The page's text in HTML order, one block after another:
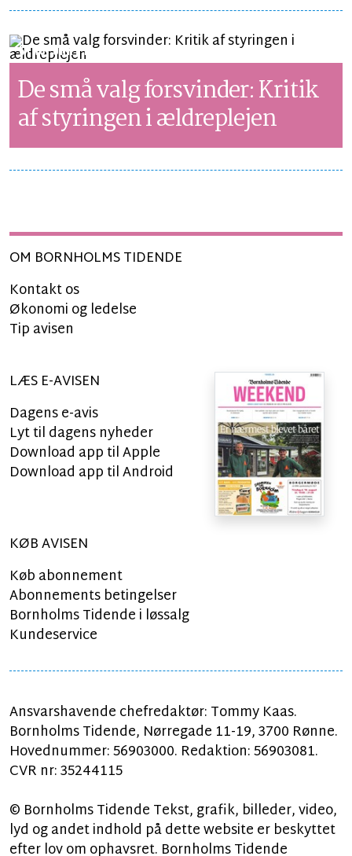
SYNSPUNKTLÆSETID 4 MIN.
De små valg forsvinder: Kritik
af styringen i ældreplejen
OM BORNHOLMS TIDENDE
Kontakt os
Økonomi og ledelse
Tip avisen
LÆS E-AVISEN
Dagens e-avis
Lyt til dagens nyheder
Download app til Apple
Download app til Android
KØB AVISEN
Køb abonnement
Abonnements betingelser
Bornholms Tidende i løssalg
Kundeservice
Ansvarshavende chefredaktør: Tommy Kaas.
Bornholms Tidende, Nørregade 11-19, 3700 Rønne.
Hovednummer: 56903000. Redaktion: 56903081.
CVR nr: 35244115
© Bornholms Tidende Tekst, grafik, billeder, video,
lyd og andet indhold på dette website er beskyttet
efter lov om ophavsret. Bornholms Tidende